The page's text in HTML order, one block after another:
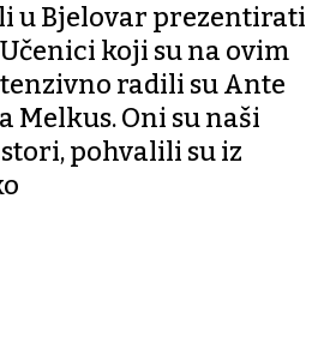
u Bjelovar prezentirati
koji su na ovim
radili su Ante
Melkus. Oni su naši
pohvalili su iz